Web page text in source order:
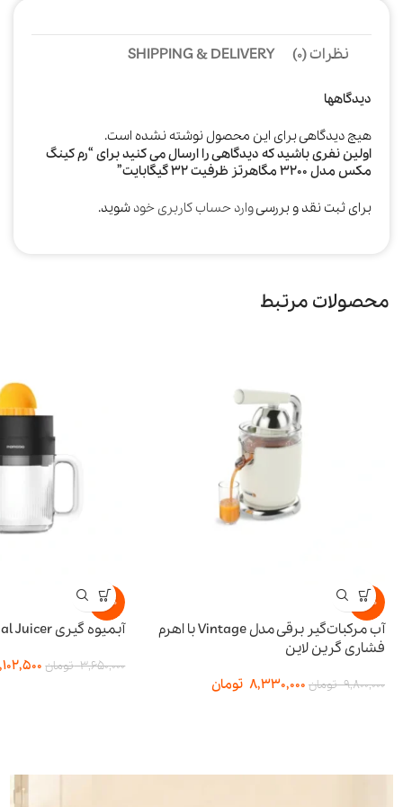
نظرات (0) SHIPPING & DELIVERY
دیدگاهها
هیچ دیدگاهی برای این محصول نوشته نشده است.
اولین نفری باشید که دیدگاهی را ارسال می کنید برای “رم کینگ
مکس مدل 3200 مگاهرتز ظرفیت 32 گیگابایت”
برای ثبت نقد و بررسیوارد حساب کاربری خود شوید.
محصولات مرتبط
-15%
آب مرکبات‌گیر برقی مدل Vintage با اهرم
فشاری گرین لاین
9,800,000 تومان 8,330,000 تومان
-15%
آبمیوه گیری BI-Directional Juicer پرودو
3,650,000 تومان